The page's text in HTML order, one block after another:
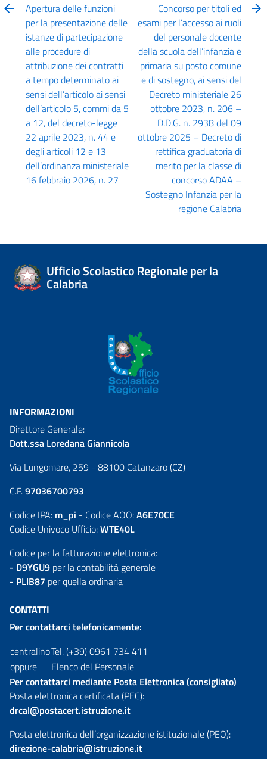
Apertura delle funzioni
per la presentazione delle
istanze di partecipazione
alle procedure di
attribuzione dei contratti
a tempo determinato ai
sensi dell’articolo ai sensi
dell’articolo 5, commi da 5
a 12, del decreto-legge
22 aprile 2023, n. 44 e
degli articoli 12 e 13
dell’ordinanza ministeriale
16 febbraio 2026, n. 27
Concorso per titoli ed
esami per l’accesso ai ruoli
del personale docente
della scuola dell’infanzia e
primaria su posto comune
e di sostegno, ai sensi del
Decreto ministeriale 26
ottobre 2023, n. 206 –
D.D.G. n. 2938 del 09
ottobre 2025 – Decreto di
rettifica graduatoria di
merito per la classe di
concorso ADAA –
Sostegno Infanzia per la
regione Calabria
Ufficio Scolastico Regionale per la
Calabria
INFORMAZIONI
Direttore Generale:
Dott.ssa Loredana Giannicola
Via Lungomare, 259 - 88100 Catanzaro (CZ)
C.F.97036700793
Codice IPA: m_pi - Codice AOO:A6E70CE
Codice Univoco Ufficio:WTE40L
Codice per la fatturazione elettronica:
- D9YGU9 per la contabilità generale
- PLIB87 per quella ordinaria
CONTATTI
Per contattarci telefonicamente:
centralinoTel. (+39) 0961 734 411
oppure
Elenco del Personale
Per contattarci mediante Posta Elettronica (consigliato)
Posta elettronica certificata (PEC):
drcal@postacert.istruzione.it
Posta elettronica dell’organizzazione istituzionale (PEO):
direzione-calabria@istruzione.it